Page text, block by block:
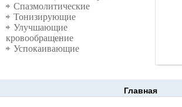
Спазмолитические
Тонизирующие
Улучшающие
кровообращение
Успокаивающие
Главная